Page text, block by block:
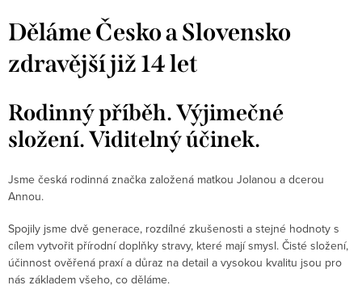
Děláme Česko a Slovensko
zdravější již 14 let
Rodinný příběh. Výjimečné
složení. Viditelný účinek.
Jsme česká rodinná značka založená matkou Jolanou a dcerou
Annou.
Spojily jsme dvě generace, rozdílné zkušenosti a stejné hodnoty s
cílem vytvořit přírodní doplňky stravy, které mají smysl. Čisté složení,
účinnost ověřená praxí a důraz na detail a vysokou kvalitu jsou pro
nás základem všeho, co děláme.